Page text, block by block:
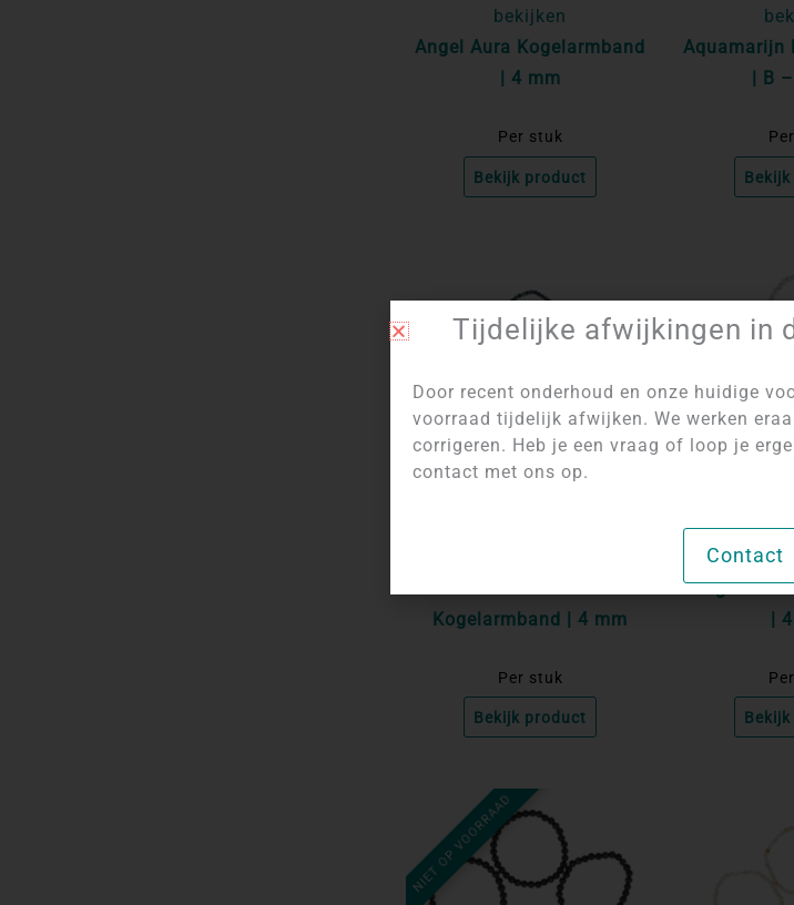
bekijken
Angel Aura Kogelarmband
| 4 mm
Per stuk
Bekijk product
Aquamarijn
| B
Kogelarmband | 4 mm
Per stuk
Bekijk product
Log in om
Bergkristal
|
NIET OP VOORRAAD
Tijdelijke afwijkingen in
Door recent onderhoud en onze huidige
voorraad tijdelijk afwijken. We werken
corrigeren. Heb je een vraag of loop je
contact met ons op.
Contact